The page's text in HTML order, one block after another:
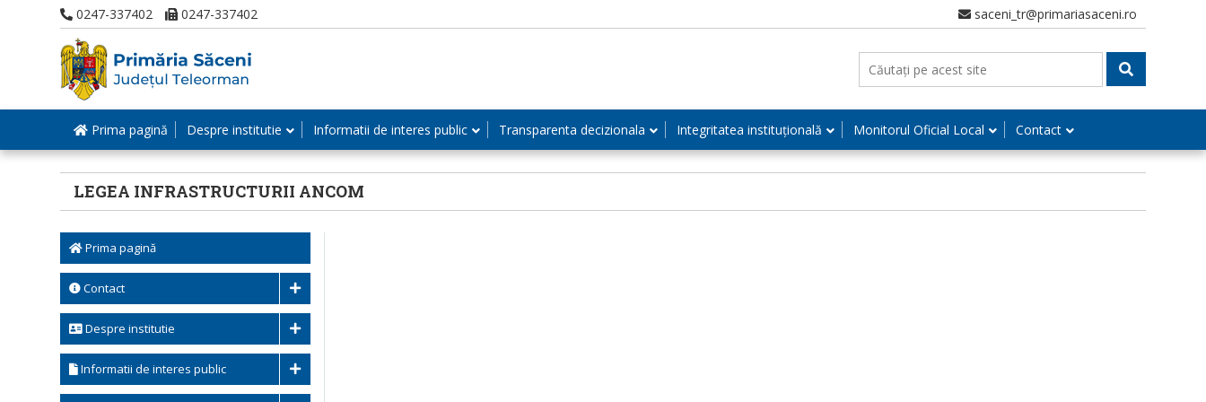
0247-337402 0247-337402 saceni_tr@primariasaceni.ro
Prima pagină Despre institutie Informatii de interes public Transparenta decizionala Integritatea instituțională Monitorul Oficial Local Contact
LEGEA INFRASTRUCTURII ANCOM
Prima pagină
Contact
Despre institutie
Informatii de interes public